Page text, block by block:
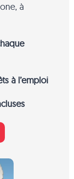
à
à l’emploi